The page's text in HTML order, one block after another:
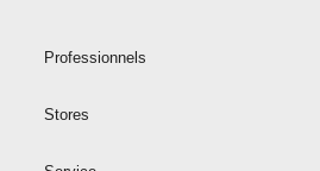
Professionnels
Stores